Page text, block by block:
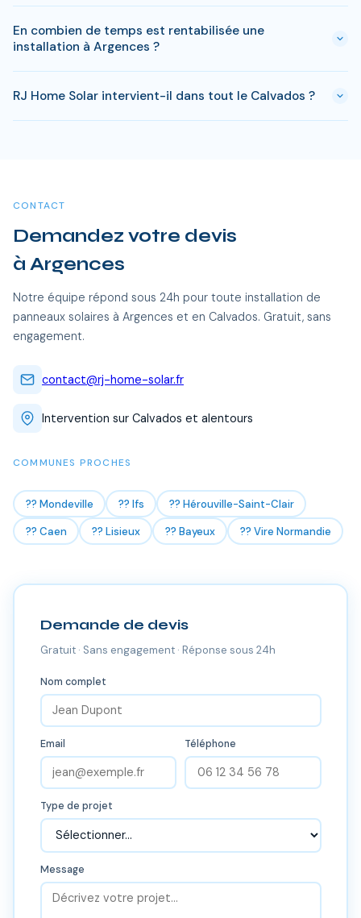
reste à charge peut descendre sous 4 000 € pour une
installation standard de 3 kWc.
à Argences. Si votre bien est classé ou en zone protégée en
Calvados, des règles spécifiques peuvent s'appliquer. RJ
Home Solar gère toutes ces démarches sans surcoût.
En combien de temps est rentabilisée une
installation à Argences ?
10 ans selon votre consommation. Les aides disponibles en
Calvados permettent de reduire significativement ce delai.
RJ Home Solar intervient-il dans tout le Calvados ?
CONTACT
Demandez votre devis
à Argences
Notre équipe répond sous 24h pour toute installation de
panneaux solaires à Argences et en Calvados. Gratuit, sans
engagement.
contact@rj-home-solar.fr
Intervention sur Calvados et alentours
COMMUNES PROCHES
?? Mondeville ?? Ifs
?? Hérouville-Saint-Clair
?? Caen
?? Lisieux ?? Bayeux ?? Vire Normandie
Demande de devis
Gratuit · Sans engagement · Réponse sous 24h
Nom complet
Email Téléphone
Type de projet
Message